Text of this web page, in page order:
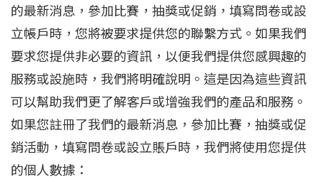
的最新消息，參加比賽，抽獎或促銷，填寫問卷或設
立帳戶時，您將被要求提供您的聯繫方式。如果我們
要求您提供非必要的資訊，以便我們提供您感興趣的
服務或設施時，我們將明確說明。這是因為這些資訊
可以幫助我們更了解客戶或增強我們的產品和服務。
如果您註冊了我們的最新消息，參加比賽，抽獎或促
銷活動，填寫問卷或設立賬戶時，我們將使用您提供
的個人數據：